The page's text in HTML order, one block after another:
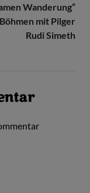
Wanderung“
mit Pilger
Rudi Simeth